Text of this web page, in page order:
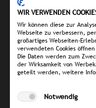
WIR VERWENDEN
Wir können diese zur
Webseite zu verbessern,
großartiges Webseiten-
verwendeten Cookies
Die Daten werden zum
der Wirksamkeit von
geteilt werden, weitere
Notwendig